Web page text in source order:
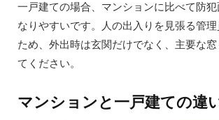
一戸建ての場合、マンションに比べて防
なりやすいです。人の出入りを見張る管
ため、外出時は玄関だけでなく、主要な
てください。
マンションと一戸建ての違